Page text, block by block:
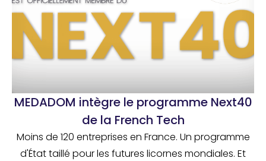
MEDADOM intègre le programme Next40
de la French Tech
Moins de 120 entreprises en France. Un programme
d'État taillé pour les futures licornes mondiales. Et